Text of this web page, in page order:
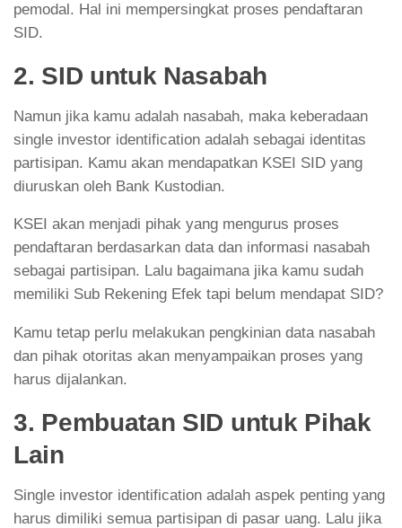
pemodal. Hal ini mempersingkat proses pendaftaran
SID.
2. SID untuk Nasabah
Namun jika kamu adalah nasabah, maka keberadaan
single investor identification adalah sebagai identitas
partisipan. Kamu akan mendapatkan KSEI SID yang
diuruskan oleh Bank Kustodian.
KSEI akan menjadi pihak yang mengurus proses
pendaftaran berdasarkan data dan informasi nasabah
sebagai partisipan. Lalu bagaimana jika kamu sudah
memiliki Sub Rekening Efek tapi belum mendapat SID?
Kamu tetap perlu melakukan pengkinian data nasabah
dan pihak otoritas akan menyampaikan proses yang
harus dijalankan.
3. Pembuatan SID untuk Pihak
Lain
Single investor identification adalah aspek penting yang
harus dimiliki semua partisipan di pasar uang. Lalu jika